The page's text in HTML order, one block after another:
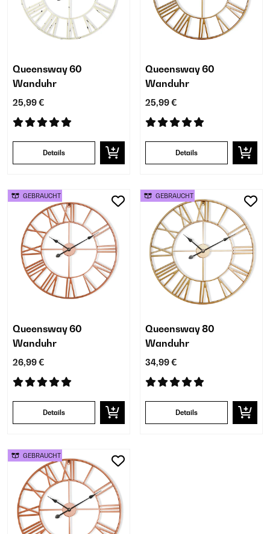
Queensway 60
Wanduhr
25,99 €
Details
Queensway 60
Wanduhr
25,99 €
Details
Queensway 60
Wanduhr
26,99 €
Details
GEBRAUCHT
Queensway 80
Wanduhr
34,99 €
Details
GEBRAUCHT
GEBRAUCHT